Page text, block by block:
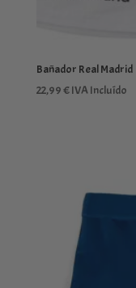
Bañador Real Madrid
22,99€IVA Incluído